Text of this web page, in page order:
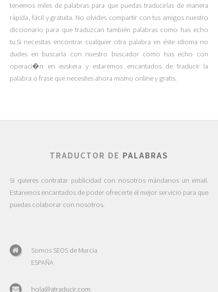
tenemos miles de palabras para que puedas traducirlas de manera
rápida, fácil y gratuita. No olvides compartir con tus amigos nuestro
diccionario para que traduzcan también palabras como has echo
tu.Si necesitas encontrar cualquier otra palabra en éste idioma no
dudes en buscarla con nuestro buscador como has echo con
operaci�n en euskera y estaremos encantados de traducir la
palabra o frase que necesites ahora mismo online y gratis.
TRADUCTOR DE PALABRAS
Si quieres contratar publicidad con nosotros mándanos un email.
Estaremos encantados de poder ofrecerte el mejor servicio para que
puedas colaborar con nosotros.
Somos SEOS de Murcia
ESPAÑA
hola@atraducir.com